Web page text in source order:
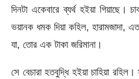
দিনটা একেবারে ব্যর্থ হইয়া গিয়াছে।
ভয়ানক ধমক দিয়া কহিল, হারামজাদা,
যা, তোর এক টাকা জরিমানা।
সে বেচারা হতবুদ্ধি হইয়া চাহিয়া